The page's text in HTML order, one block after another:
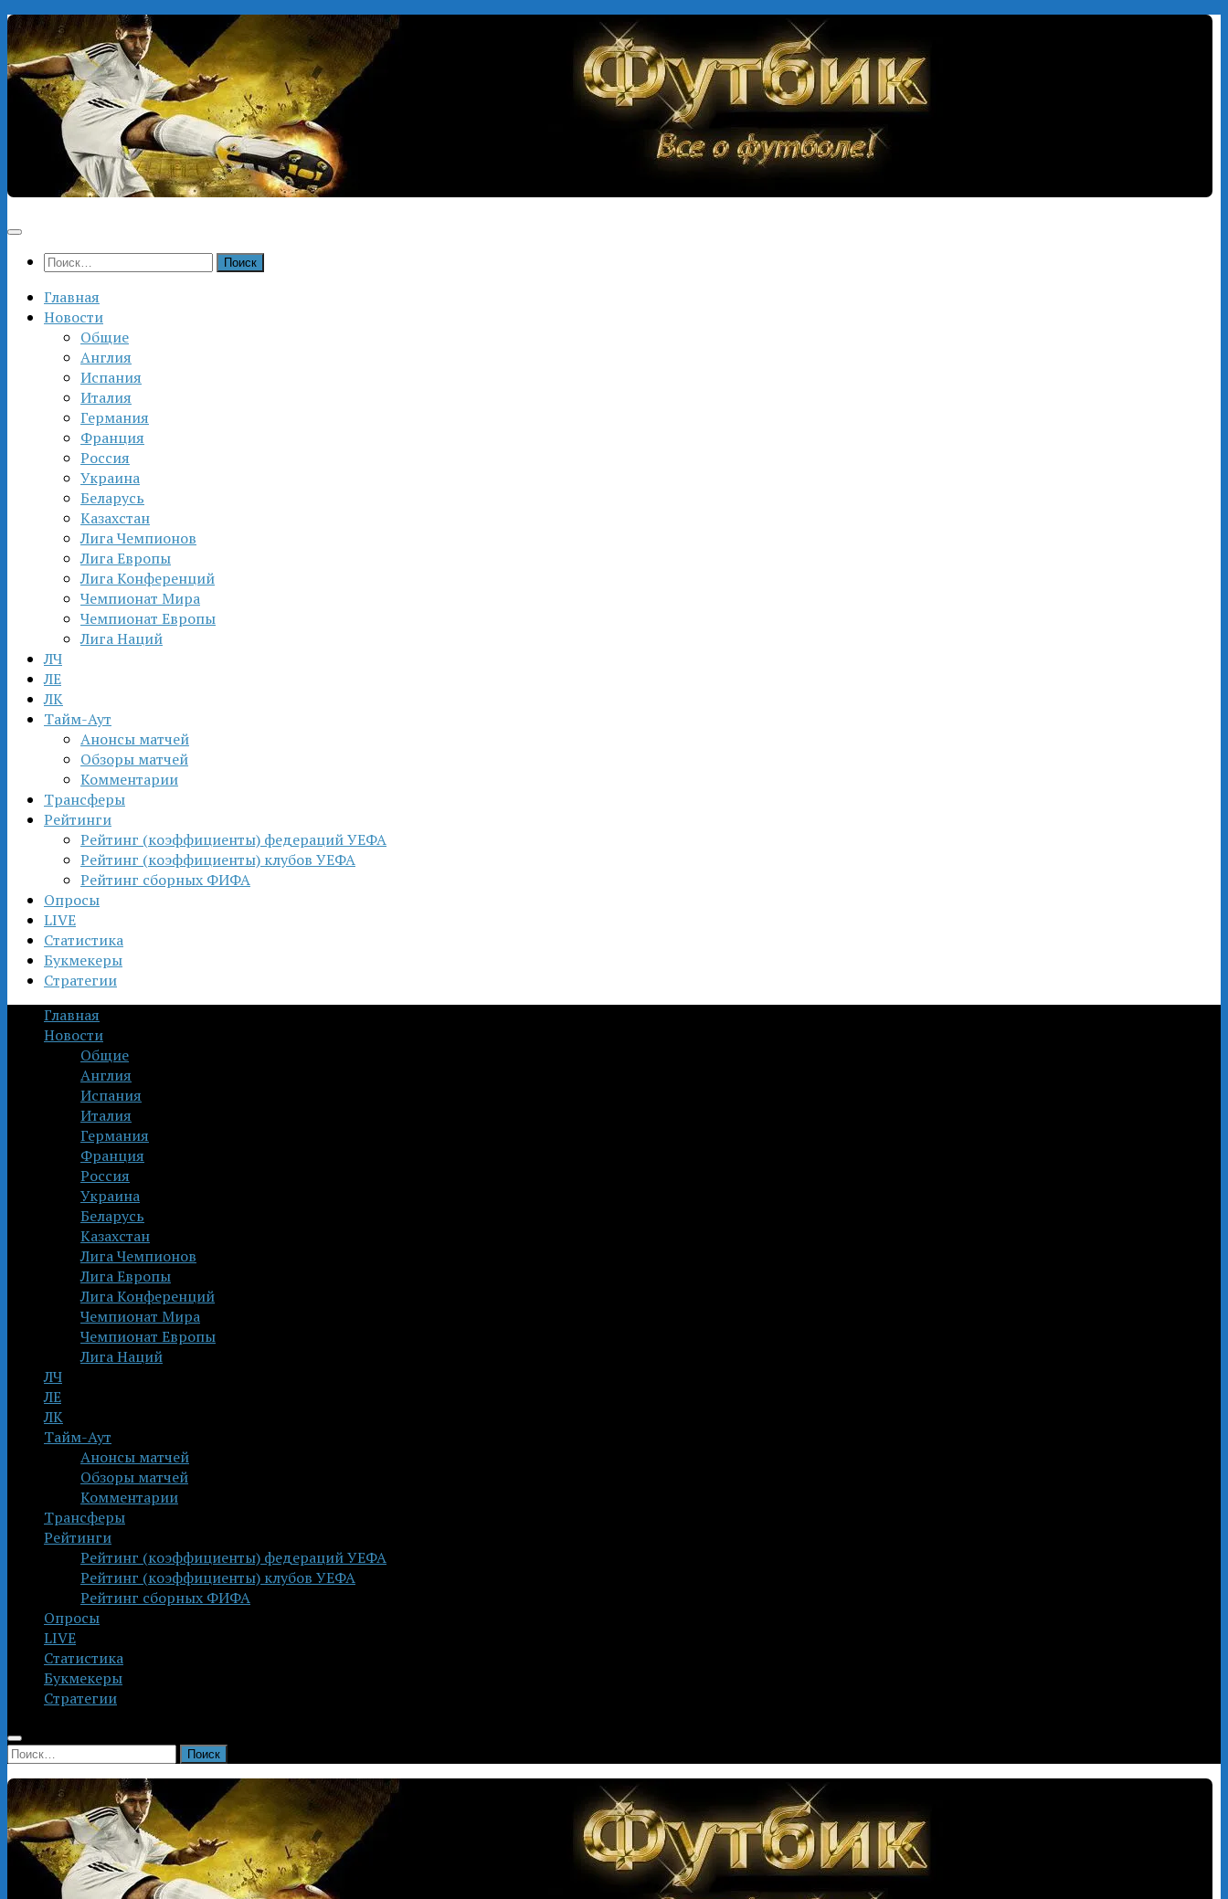
Перейти
к
содержимому
Найти:
Главная
Новости
Общие
Англия
Испания
Италия
Германия
Франция
Россия
Украина
Беларусь
Казахстан
Лига Чемпионов
Лига Европы
Лига Конференций
Чемпионат Мира
Чемпионат Европы
Лига Наций
ЛЧ
ЛЕ
ЛК
Тайм-Аут
Анонсы матчей
Обзоры матчей
Комментарии
Трансферы
Рейтинги
Рейтинг (коэффициенты) федераций УЕФА
Рейтинг (коэффициенты) клубов УЕФА
Рейтинг сборных ФИФА
Опросы
LIVE
Статистика
Букмекеры
Стратегии
Главная
Новости
Общие
Англия
Испания
Италия
Германия
Франция
Россия
Украина
Беларусь
Казахстан
Лига Чемпионов
Лига Европы
Лига Конференций
Чемпионат Мира
Чемпионат Европы
Лига Наций
ЛЧ
ЛЕ
ЛК
Тайм-Аут
Анонсы матчей
Обзоры матчей
Комментарии
Трансферы
Рейтинги
Рейтинг (коэффициенты) федераций УЕФА
Рейтинг (коэффициенты) клубов УЕФА
Рейтинг сборных ФИФА
Опросы
LIVE
Статистика
Букмекеры
Стратегии
Найти: